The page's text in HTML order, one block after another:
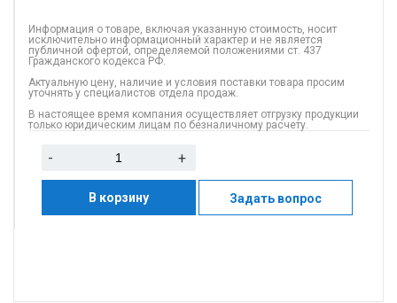
Информация о товаре, включая указанную стоимость, носит
исключительно информационный характер и не является
публичной офертой, определяемой положениями ст. 437
Гражданского кодекса РФ.
Актуальную цену, наличие и условия поставки товара просим
уточнять у специалистов отдела продаж.
В настоящее время компания осуществляет отгрузку продукции
только юридическим лицам по безналичному расчету.
- +
В корзину Задать вопрос